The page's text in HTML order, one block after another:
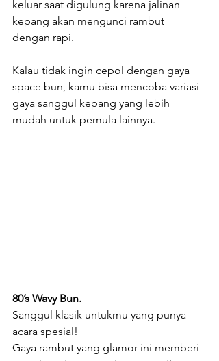
keluar saat digulung karena jalinan
kepang akan mengunci rambut
dengan rapi.
Kalau tidak ingin cepol dengan gaya
space bun, kamu bisa mencoba variasi
gaya sanggul kepang yang lebih
mudah untuk pemula lainnya.
80’s Wavy Bun.
Sanggul klasik untukmu yang punya
acara spesial!
Gaya rambut yang glamor ini memberi